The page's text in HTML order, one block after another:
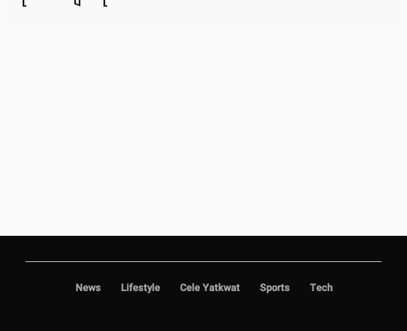
News Lifestyle Cele Yatkwat Sports Tech